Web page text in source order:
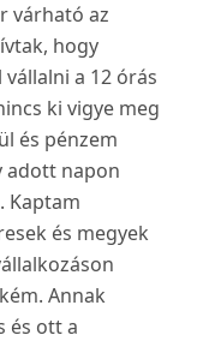
várható az
hogy
a 12 órás
ki vigye meg
és pénzem
adott napon
Kaptam
és megyek
Annak
és ott a